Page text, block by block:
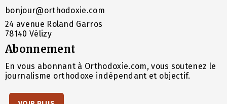
bonjour@orthodoxie.com
24 avenue Roland Garros
78140 Vélizy
Abonnement
En vous abonnant à Orthodoxie.com, vous soutenez le
journalisme orthodoxe indépendant et objectif.